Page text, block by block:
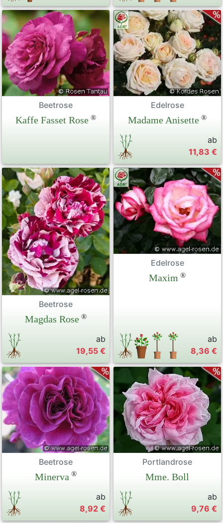
Beetrose
Kaffe Fasset Rose ®
Edelrose
Madame Anisette ®
ab
11,83 €
Beetrose
Magdas Rose ®
ab
19,55 €
Edelrose
Maxim ®
ab
8,36 €
Beetrose
Minerva ®
ab
8,92 €
Portlandrose
Mme. Boll
ab
9,76 €